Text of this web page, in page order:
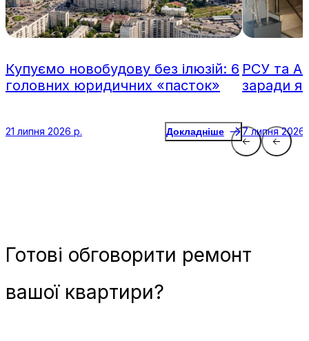
Купуємо новобудову без ілюзій: 6
головних юридичних «пасток»
21 липня 2026 р. Докладніше
РСУ та
заради
7 липня 2026
Готові обговорити ремонт
вашої квартири?